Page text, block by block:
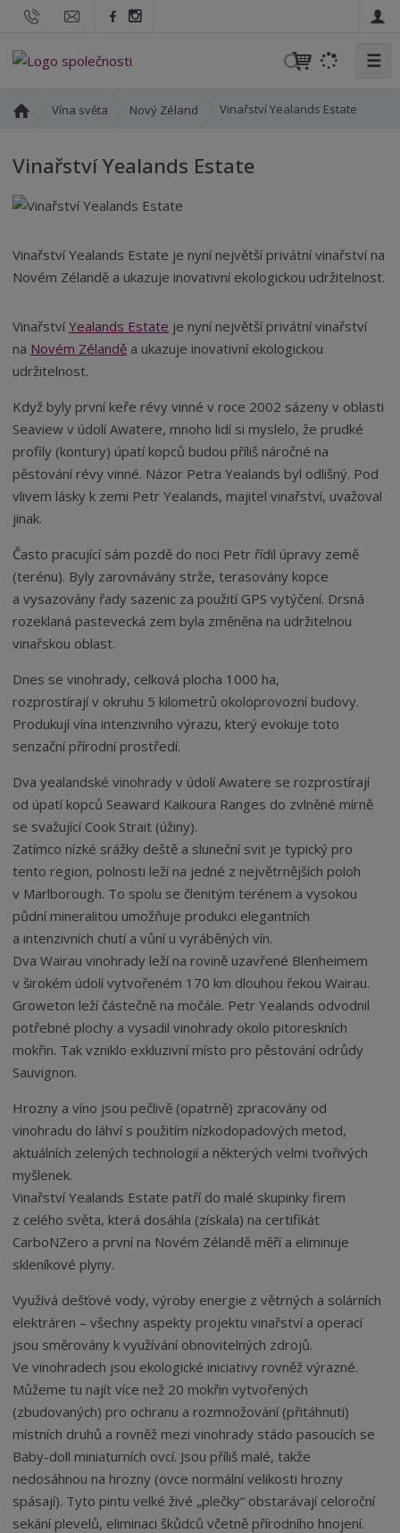
V
h
☰
d
í
r
a
a
Vína světa Nový Zéland Vinařství Yealands Estate
Vinařství Yealands Estate
Vinařství Yealands Estate je nyní největší privátní vinařství na
Novém Zélandě a ukazuje inovativní ekologickou udržitelnost.
VinařstvíYealands Estate je nyní největší privátní vinařství
na Novém Zélandě a ukazuje inovativní ekologickou
udržitelnost.
Když byly první keře révy vinné v roce 2002 sázeny v oblasti
Seaview v údolí Awatere, mnoho lidí si myslelo, že prudké
profily (kontury) úpatí kopců budou příliš náročné na
pěstování révy vinné. Názor Petra Yealands byl odlišný. Pod
vlivem lásky k zemi Petr Yealands, majitel vinařství, uvažoval
jinak.
Často pracující sám pozdě do noci Petr řídil úpravy země
(terénu). Byly zarovnávány strže, terasovány kopce
a vysazovány řady sazenic za použití GPS vytýčení. Drsná
rozeklaná pastevecká zem byla změněna na udržitelnou
vinařskou oblast.
Dnes se vinohrady, celková plocha 1000 ha,
rozprostírají v okruhu 5 kilometrů okoloprovozní budovy.
Produkují vína intenzivního výrazu, který evokuje toto
senzační přírodní prostředí.
Dva yealandské vinohrady v údolí Awatere se rozprostírají
od úpatí kopců Seaward Kaikoura Ranges do zvlněné mírně
se svažující Cook Strait (úžiny).
Zatímco nízké srážky deště a sluneční svit je typický pro
tento region, polnosti leží na jedné z největrnějších poloh
v Marlborough. To spolu se členitým terénem a vysokou
půdní mineralitou umožňuje produkci elegantních
a intenzivních chutí a vůní u vyráběných vín.
Dva Wairau vinohrady leží na rovině uzavřené Blenheimem
v širokém údolí vytvořeném 170 km dlouhou řekou Wairau.
Groweton leží částečně na močále. Petr Yealands odvodnil
potřebné plochy a vysadil vinohrady okolo pitoreskních
mokřin. Tak vzniklo exkluzivní místo pro pěstování odrůdy
Sauvignon.
Hrozny a víno jsou pečlivě (opatrně) zpracovány od
vinohradu do láhví s použitím nízkodopadových metod,
aktuálních zelených technologií a některých velmi tvořivých
myšlenek.
Vinařství Yealands Estate patří do malé skupinky firem
z celého světa, která dosáhla (získala) na certifikát
CarboNZero a první na Novém Zélandě měří a eliminuje
skleníkové plyny.
Využívá dešťové vody, výroby energie z větrných a solárních
elektráren – všechny aspekty projektu vinařství a operací
jsou směrovány k využívání obnovitelných zdrojů.
Ve vinohradech jsou ekologické iniciativy rovněž výrazné.
Můžeme tu najít více než 20 mokřin vytvořených
(zbudovaných) pro ochranu a rozmnožování (přitáhnutí)
místních druhů a rovněž mezi vinohrady stádo pasoucích se
Baby-doll miniaturních ovcí. Jsou příliš malé, takže
nedosáhnou na hrozny (ovce normální velikosti hrozny
spásají). Tyto pintu velké živé „plečky“ obstarávají celoroční
sekání plevelů, eliminaci škůdců včetně přírodního hnojení.